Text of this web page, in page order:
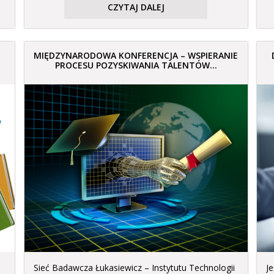
CZYTAJ DALEJ
MIĘDZYNARODOWA KONFERENCJA – WSPIERANIE
PROCESU POZYSKIWANIA TALENTÓW...
Sieć Badawcza Łukasiewicz – Instytutu Technologii